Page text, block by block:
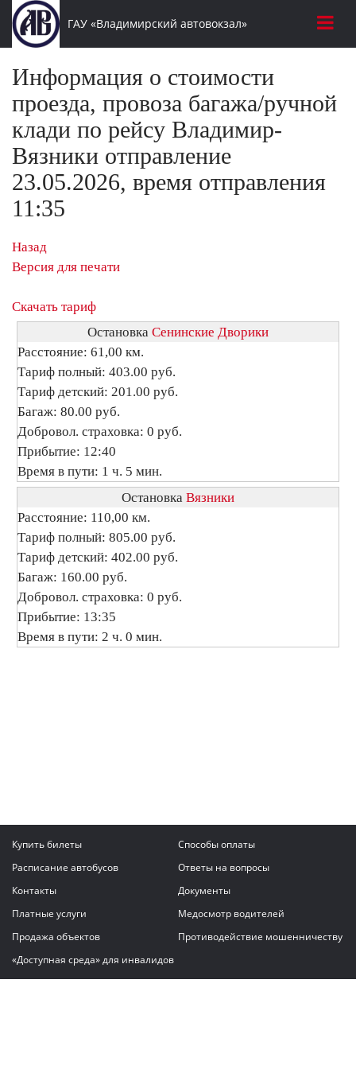
ГАУ «Владимирский автовокзал»
Информация о стоимости
проезда, провоза багажа/ручной
клади по рейсу Владимир-
Вязники отправление
23.05.2026, время отправления
11:35
Назад
Версия для печати
Скачать тариф
Остановка Сенинские Дворики
Расстояние: 61,00 км.
Тариф полный: 403.00 руб.
Тариф детский: 201.00 руб.
Багаж: 80.00 руб.
Добровол. страховка: 0 руб.
Прибытие: 12:40
Время в пути: 1 ч. 5 мин.
Остановка Вязники
Расстояние: 110,00 км.
Тариф полный: 805.00 руб.
Тариф детский: 402.00 руб.
Багаж: 160.00 руб.
Добровол. страховка: 0 руб.
Прибытие: 13:35
Время в пути: 2 ч. 0 мин.
Купить билеты
Способы оплаты
Расписание автобусов
Ответы на вопросы
Контакты
Документы
Платные услуги
Медосмотр водителей
Продажа объектов
Противодействие мошенничеству
«Доступная среда» для инвалидов